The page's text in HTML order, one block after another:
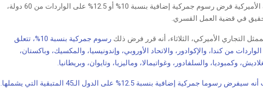
اقترحت الإدارة الأميركية فرض رسوم جمركية إضافية بنسبة 10% أو 12.5% ​​على الواردات من 60 دولة،
في قضية العمل القسري.
التجاري الأميركي، الثلاثاء، أنه قرر فرض ذلك
رسوم جمركية بنسبة 10%، تتعلق
من كندا، والإكوادور، والاتحاد الأوروبي، وإندونيسيا، والمكسيك، وباكستان،
وكمبوديا، والسلفادور، وغواتيمالا، وماليزيا، وتايوان، وبريطانيا.
وأضاف المكتب أنه سيفرض رسوما جمركية إضافية بنسبة 12.5% ​​على الدول الـ45 المتبقية التي يشملها.